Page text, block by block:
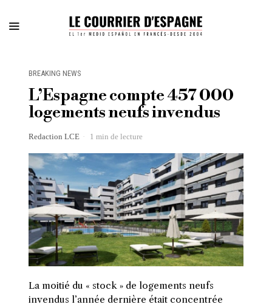
BREAKING NEWS
L’Espagne compte 457 000
logements neufs invendus
Redaction LCE 1 min de lecture
La moitié du « stock » de logements neufs
invendus l’année dernière était concentrée